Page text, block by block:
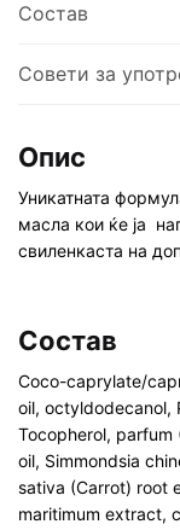
Состав
Совети за
Опис
Уникатната
масла кои ќе ја
свиленкаста на
Состав
Coco-caprylate/
oil, octyldodecanol,
Tocopherol, parfum
oil, Simmondsia
sativa (Carrot) root
maritimum extract,